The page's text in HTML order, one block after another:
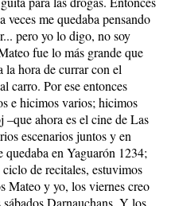
veces me quedaba pensando
pero yo lo digo, no soy
fue lo más grande que
la hora de currar con el
carro. Por ese entonces
e hicimos varios; hicimos
ahora es el cine de Las
escenarios juntos y en
en Yaguarón 1234;
de recitales, estuvimos
Mateo y yo, los viernes creo